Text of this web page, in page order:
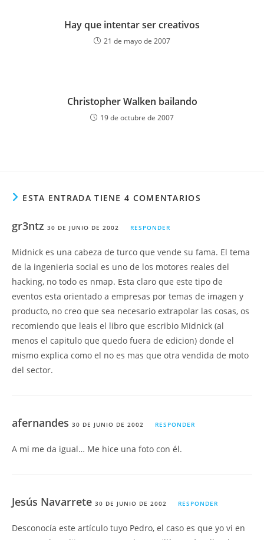
Hay que intentar ser creativos
21 de mayo de 2007
Christopher Walken bailando
19 de octubre de 2007
ESTA ENTRADA TIENE 4 COMENTARIOS
gr3ntz 30 DE JUNIO DE 2002 RESPONDER
Midnick es una cabeza de turco que vende su fama. El tema
de la ingenieria social es uno de los motores reales del
hacking, no todo es nmap. Esta claro que este tipo de
eventos esta orientado a empresas por temas de imagen y
producto, no creo que sea necesario extrapolar las cosas, os
recomiendo que leais el libro que escribio Midnick (al
menos el capitulo que quedo fuera de edicion) donde el
mismo explica como el no es mas que otra vendida de moto
del sector.
afernandes 30 DE JUNIO DE 2002 RESPONDER
A mi me da igual… Me hice una foto con él.
Jesús Navarrete 30 DE JUNIO DE 2002 RESPONDER
Desconocía este artículo tuyo Pedro, el caso es que yo vi en